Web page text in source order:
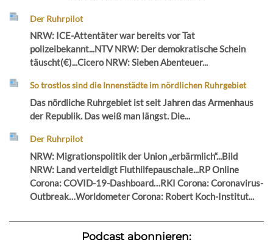
Der Ruhrpilot
NRW: ICE-Attentäter war bereits vor Tat
polizeibekannt...NTV NRW: Der demokratische Schein
täuscht(€)...Cicero NRW: Sieben Abenteuer...
So trostlos sind die Innenstädte im nördlichen Ruhrgebiet
Das nördliche Ruhrgebiet ist seit Jahren das Armenhaus
der Republik. Das weiß man längst. Die...
Der Ruhrpilot
NRW: Migrationspolitik der Union „erbärmlich“...Bild
NRW: Land verteidigt Fluthilfepauschale...RP Online
Corona: COVID-19-Dashboard…RKI Corona: Coronavirus-
Outbreak…Worldometer Corona: Robert Koch-Institut...
Podcast abonnieren: